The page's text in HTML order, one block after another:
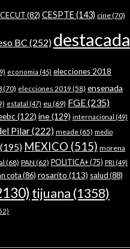
CECUT(82) CESPTE (143) cine(70)
BC (252) destacada
economia (45) elecciones 2018
(70) elecciones 2019 (58) ensenada
estatal (47) eu (69) FGE(235)
(122) ine(129) internacional (49)
Pilar(222) meade(65) medio
MEXICO (515) morena
(68) PAN (62) POLITICA+(75) PRI (49)
cota(86) rosarito (113) salud(88)
tijuana (1358)